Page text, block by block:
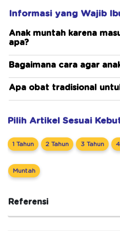
Informasi yang Wajib
Anak muntah karena
apa?
Bagaimana cara agar
Apa obat tradisional
Pilih Artikel Sesuai
1 Tahun 2 Tahun 3 Tahun
Muntah
Referensi